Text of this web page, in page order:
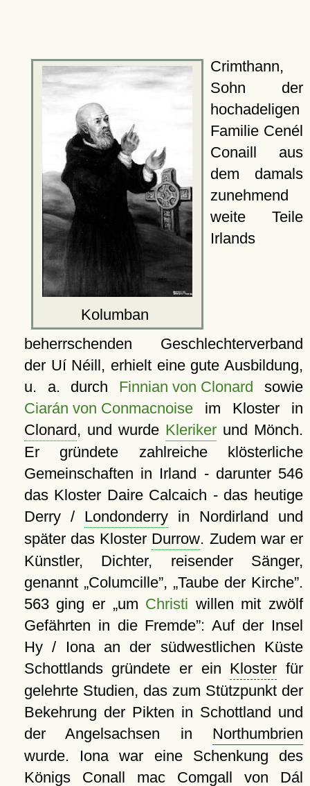
Kolumban
Crimthann,
Sohn der
hochadeligen
Familie Cenél
Conaill aus
dem damals
zunehmend
weite Teile
Irlands
beherrschenden Geschlechterverband
der Uí Néill, erhielt eine gute Ausbildung,
u. a. durch Finnian von Clonard sowie
Ciarán von Conmacnoiseim Kloster in
Clonard, und wurde Klerikerund Mönch.
Er gründete zahlreiche klösterliche
Gemeinschaften in Irland - darunter 546
das Kloster Daire Calcaich - das heutige
Derry / Londonderryin Nordirland und
später das Kloster Durrow. Zudem war er
Künstler, Dichter, reisender Sänger,
genannt Columcille , Taube der Kirche .
563 ging er
um Christi willen mit zwölf
Gefährten in die Fremde : Auf der Insel
Hy / Iona an der südwestlichen Küste
Schottlands gründete er ein Kloster für
gelehrte Studien, das zum Stützpunkt der
Bekehrung der Pikten in Schottland und
der Angelsachsen in Northumbrien
wurde. Iona war eine Schenkung des
Königs Conall mac Comgall von Dál